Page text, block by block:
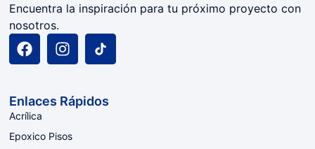
Encuentra la inspiración para tu próximo proyecto con
nosotros.
Enlaces Rápidos
Acrílica
Epoxico Pisos